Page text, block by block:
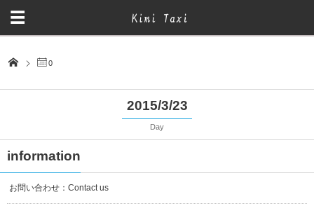
0
2015/3/23
Day
information
お問い合わせ：Contact us